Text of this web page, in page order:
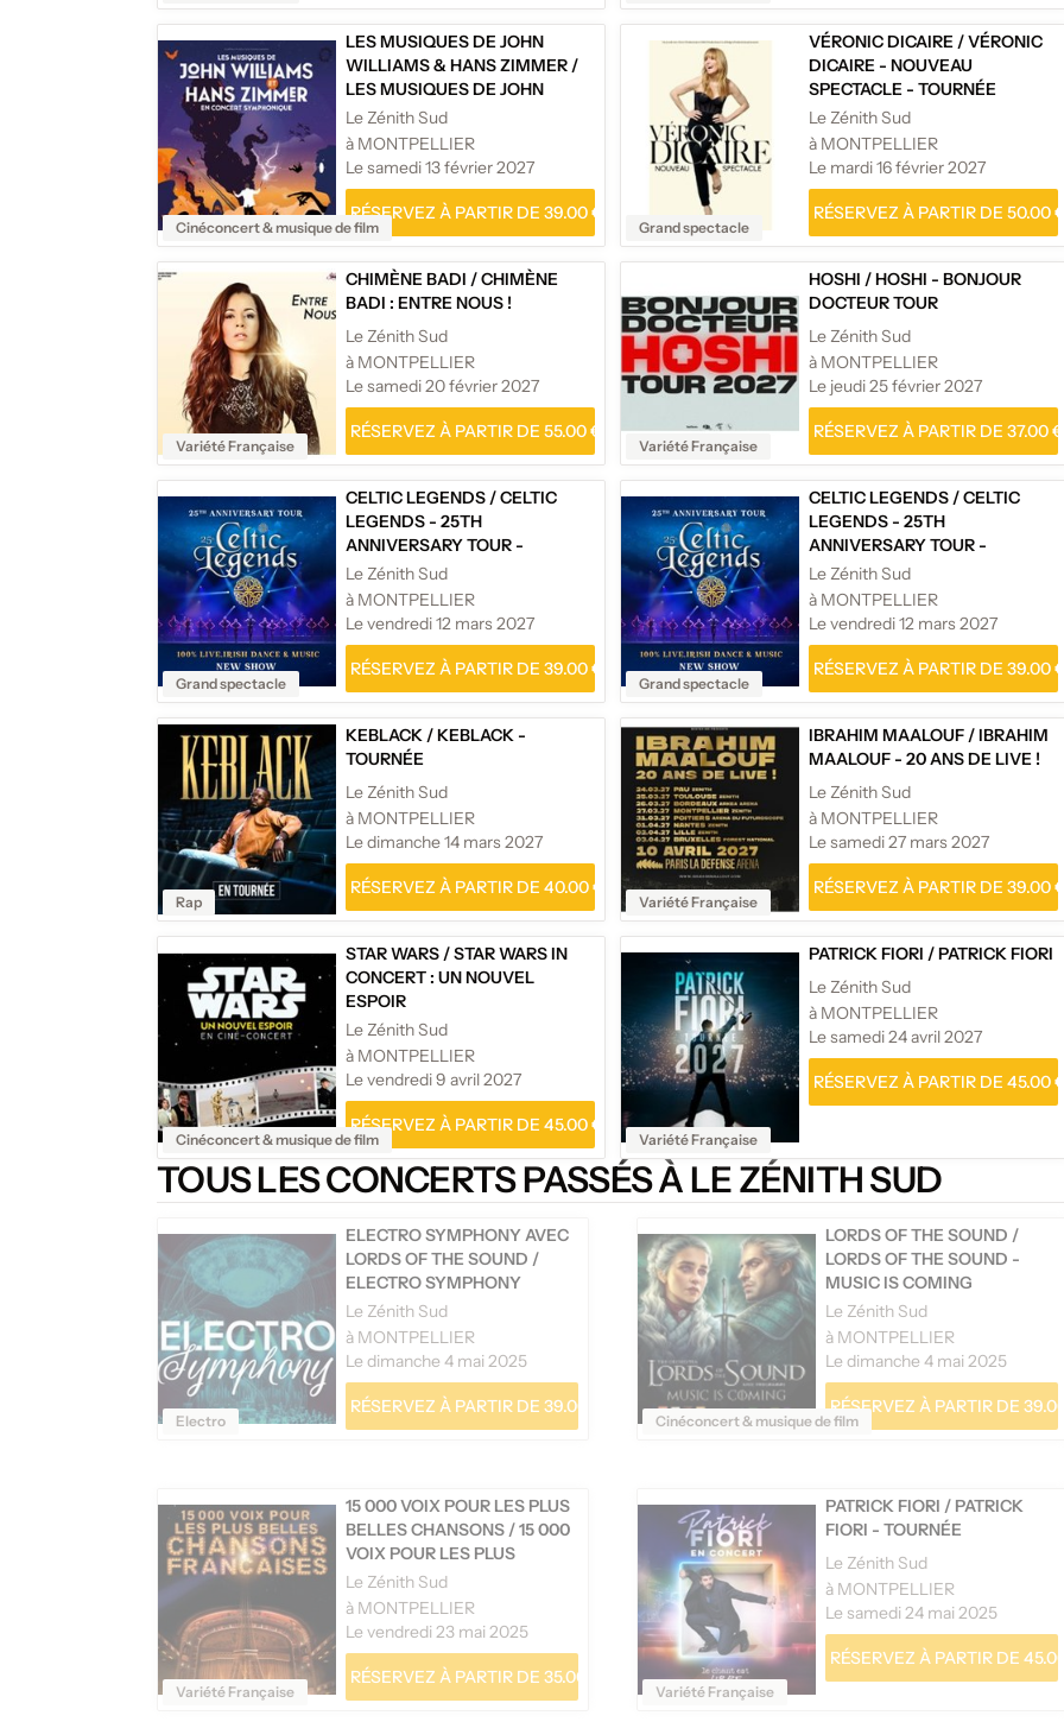
Cinéconcert & musique de film
LES MUSIQUES DE JOHN
WILLIAMS & HANS ZIMMER /
LES MUSIQUES DE JOHN
WILLIAMS & HANS ZIMMER EN
CONCERT SYMPHONIQUE
Le Zénith Sud
à MONTPELLIER
Le samedi 13 février 2027
RÉSERVEZ À PARTIR DE 39.00 €
Grand spectacle
VÉRONIC DICAIRE /VÉRONIC
DICAIRE - NOUVEAU
SPECTACLE - TOURNÉE
Le Zénith Sud
à MONTPELLIER
Le mardi 16 février 2027
RÉSERVEZ À PARTIR DE 50.00
Variété Française
CHIMÈNE BADI /CHIMÈNE
BADI : ENTRE NOUS !
Le Zénith Sud
à MONTPELLIER
Le samedi 20 février 2027
RÉSERVEZ À PARTIR DE 55.00 €
Variété Française
HOSHI /HOSHI - BONJOUR
DOCTEUR TOUR
Le Zénith Sud
à MONTPELLIER
Le jeudi 25 février 2027
RÉSERVEZ À PARTIR DE 37.00 €
Grand spectacle
CELTIC LEGENDS /CELTIC
LEGENDS - 25TH
ANNIVERSARY TOUR -
TOURNÉE
Le Zénith Sud
à MONTPELLIER
Le vendredi 12 mars 2027
RÉSERVEZ À PARTIR DE 39.00 €
Grand spectacle
CELTIC LEGENDS /CELTIC
LEGENDS - 25TH
ANNIVERSARY TOUR -
TOURNÉE
Le Zénith Sud
à MONTPELLIER
Le vendredi 12 mars 2027
RÉSERVEZ À PARTIR DE 39.00
Rap
KEBLACK /KEBLACK -
TOURNÉE
Le Zénith Sud
à MONTPELLIER
Le dimanche 14 mars 2027
RÉSERVEZ À PARTIR DE 40.00 €
Variété Française
IBRAHIM MAALOUF /IBRAHIM
MAALOUF - 20 ANS DE LIVE !
Le Zénith Sud
à MONTPELLIER
Le samedi 27 mars 2027
RÉSERVEZ À PARTIR DE 39.00
Cinéconcert & musique de film
STAR WARS /STAR WARS IN
CONCERT : UN NOUVEL
ESPOIR
Le Zénith Sud
à MONTPELLIER
Le vendredi 9 avril 2027
RÉSERVEZ À PARTIR DE 45.00 €
Variété Française
PATRICK FIORI /PATRICK FIORI
Le Zénith Sud
à MONTPELLIER
Le samedi 24 avril 2027
RÉSERVEZ À PARTIR DE 45.00
TOUS LES CONCERTS PASSÉS À LE ZÉNITH SUD
Electro
ELECTRO SYMPHONY AVEC
LORDS OF THE SOUND /
ELECTRO SYMPHONY
Le Zénith Sud
à MONTPELLIER
Le dimanche 4 mai 2025
RÉSERVEZ À PARTIR DE 39.00 €
Cinéconcert & musique de film
LORDS OF THE SOUND /
LORDS OF THE SOUND -
MUSIC IS COMING
Le Zénith Sud
à MONTPELLIER
Le dimanche 4 mai 2025
RÉSERVEZ À PARTIR DE
Variété Française
15 000 VOIX POUR LES PLUS
BELLES CHANSONS /15 000
VOIX POUR LES PLUS
BELLES CHANSONS -
TOURNÉE
Le Zénith Sud
à MONTPELLIER
Le vendredi 23 mai 2025
RÉSERVEZ À PARTIR DE 35.00 €
Variété Française
PATRICK FIORI / PATRICK
FIORI - TOURNÉE
Le Zénith Sud
à MONTPELLIER
Le samedi 24 mai 2025
RÉSERVEZ À PARTIR DE